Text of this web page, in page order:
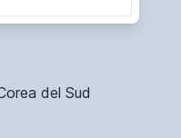
del Sud